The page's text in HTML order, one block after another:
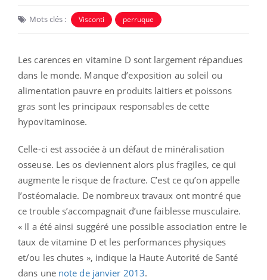
Mots clés : Visconti perruque
Les carences en vitamine D sont largement répandues
dans le monde. Manque d’exposition au soleil ou
alimentation pauvre en produits laitiers et poissons
gras sont les principaux responsables de cette
hypovitaminose.
Celle-ci est associée à un défaut de minéralisation
osseuse. Les os deviennent alors plus fragiles, ce qui
augmente le risque de fracture. C’est ce qu’on appelle
l’ostéomalacie. De nombreux travaux ont montré que
ce trouble s’accompagnait d’une faiblesse musculaire.
« Il a été ainsi suggéré une possible association entre le
taux de vitamine D et les performances physiques
et/ou les chutes », indique la Haute Autorité de Santé
dans une note de janvier 2013.